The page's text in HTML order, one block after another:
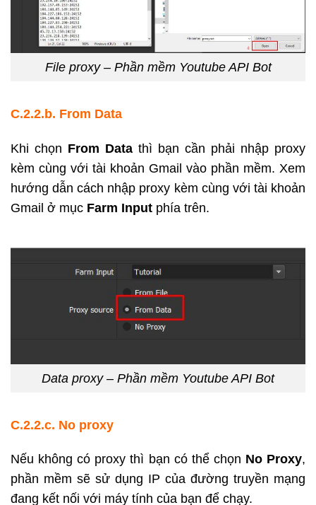
File proxy – Phần mềm Youtube API Bot
C.2.2.b. From Data
Khi chọn From Data thì bạn cần phải nhập proxy
kèm cùng với tài khoản Gmail vào phần mềm. Xem
hướng dẫn cách nhập proxy kèm cùng với tài khoản
Gmail ở mục Farm Input phía trên.
Data proxy – Phần mềm Youtube API Bot
C.2.2.c. No proxy
Nếu không có proxy thì bạn có thể chọn No Proxy,
phần mềm sẽ sử dụng IP của đường truyền mạng
đang kết nối với máy tính của bạn để chạy.